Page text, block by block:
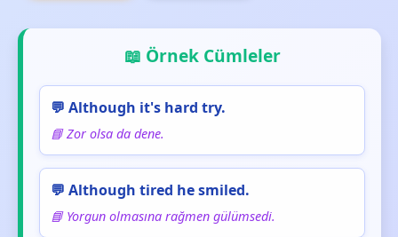
📖 Örnek Cümleler
💬 Although it's hard try.
📘 Zor olsa da dene.
💬 Although tired he smiled.
📘 Yorgun olmasına rağmen gülümsedi.